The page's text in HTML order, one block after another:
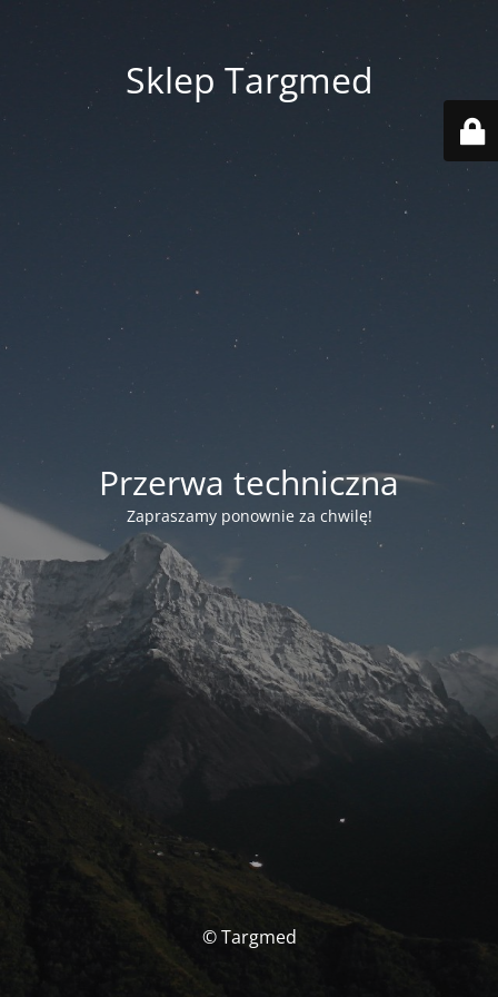
Sklep Targmed
Przerwa techniczna
Zapraszamy ponownie za chwilę!
© Targmed